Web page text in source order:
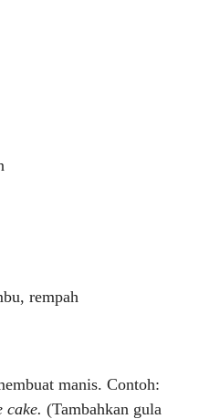
rempah
manis. Contoh:
cake. (Tambahkan gula